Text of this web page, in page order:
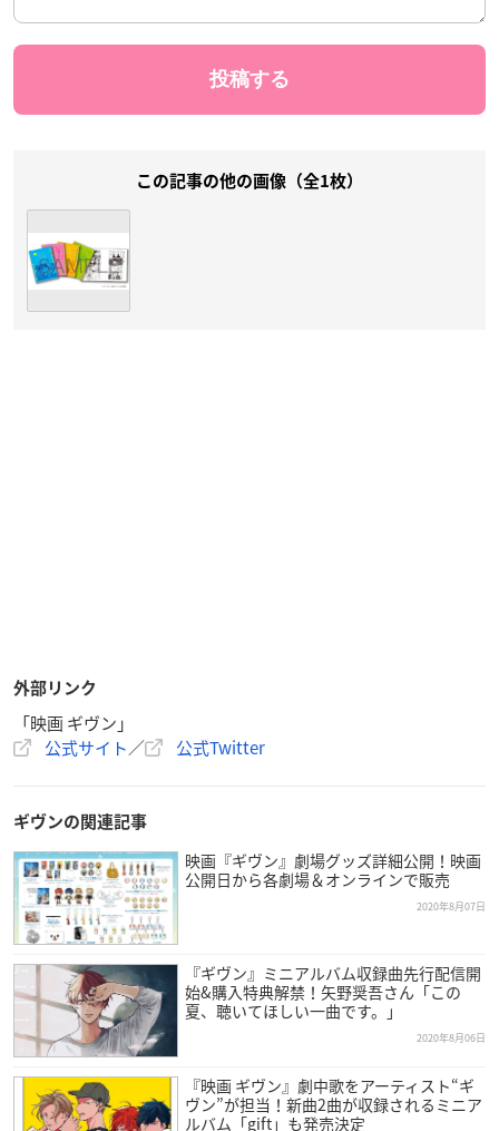
この記事の他の画像（全1枚）
外部リンク
「映画 ギヴン」
公式サイト／ 公式Twitter
ギヴンの関連記事
映画『ギヴン』劇場グッズ詳細公開！映画
公開日から各劇場＆オンラインで販売
2020年8月07日
『ギヴン』ミニアルバム収録曲先行配信開
始&購入特典解禁！矢野奨吾さん「この
夏、聴いてほしい一曲です。」
2020年8月06日
『映画 ギヴン』劇中歌をアーティスト“ギ
ヴン”が担当！新曲2曲が収録されるミニア
ルバム「gift」も発売決定